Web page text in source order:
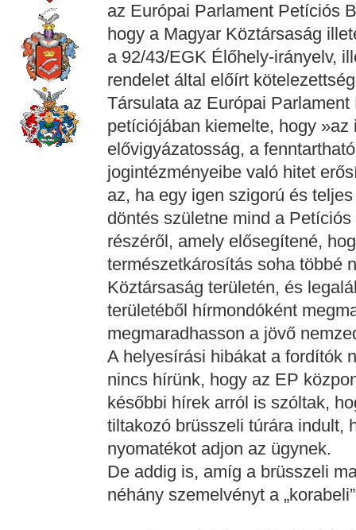
az Európai Parlament Petíciós
hogy a Magyar Köztársaság
a 92/43/EGK Élőhely-irányelv,
rendelet által előírt
Társulata az Európai
petíciójában kiemelte, hogy
elővigyázatosság, a
jogintézményeibe való hitet
az, ha egy igen szigorú és
döntés születne mind a
részéről, amely elősegítené,
természetkárosítás soha többé
Köztársaság területén, és
területéből hírmondóként
megmaradhasson a jövő
A helyesírási hibákat a fordítók
nincs hírünk, hogy az EP
későbbi hírek arról is szóltak,
tiltakozó brüsszeli túrára indult,
nyomatékot adjon az ügynek.
De addig is, amíg a brüsszeli
néhány szemelvényt a